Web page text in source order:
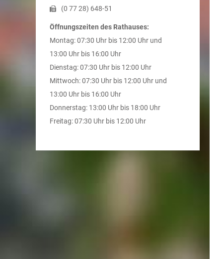
(0 7728) 648-51
Öffnungszeiten des Rathauses:
Montag: 07:30 Uhr bis 12:00 Uhr und
13:00 Uhr bis 16:00 Uhr
Dienstag: 07:30 Uhr bis 12:00 Uhr
Mittwoch: 07:30 Uhr bis 12:00 Uhr und
13:00 Uhr bis 16:00 Uhr
Donnerstag: 13:00 Uhr bis 18:00 Uhr
Freitag: 07:30 Uhr bis 12:00 Uhr